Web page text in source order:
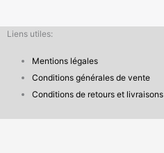
Liens utiles:
Mentions légales
Conditions générales de vente
Conditions de retours et livraisons